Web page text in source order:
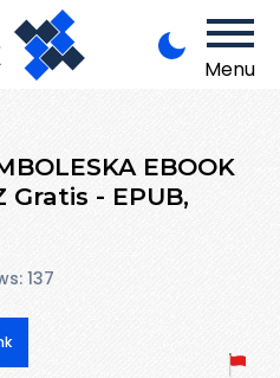
Menu
EBOOK
Gratis - EPUB,
137